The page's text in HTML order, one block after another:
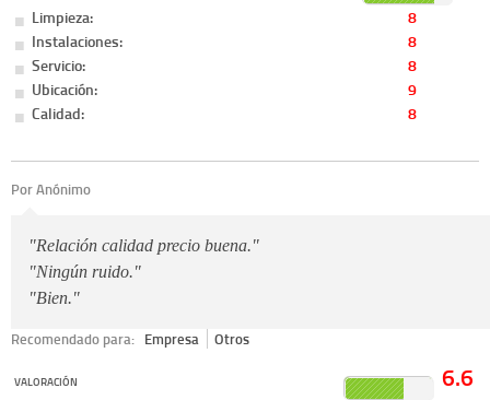
Limpieza:
8
Instalaciones:
8
Servicio:
8
Ubicación:
9
Calidad:
8
Por Anónimo
"Relación calidad precio buena."
"Ningún ruido."
"Bien."
Recomendado para: Empresa Otros
VALORACIÓN 6.6